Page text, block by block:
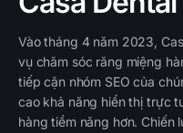
Vào tháng 4 năm 2023,
vụ chăm sóc răng miệng
tiếp cận nhóm SEO của
cao khả năng hiển thị trực
hàng tiềm năng hơn.